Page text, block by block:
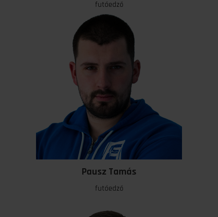
Darabos Dávid
Pausz Tamás
futóedző